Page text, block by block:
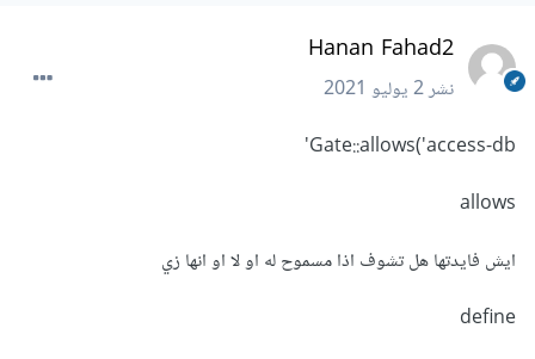
Hanan Fahad2
نشر2 يوليو 2021
Gate::allows('access-db'
allows
ايش فايدتها هل تشوف اذا مسموح له او لا او انها زي
define